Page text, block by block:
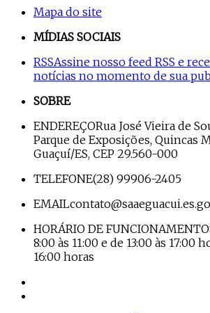
Mapa do site
MÍDIAS SOCIAIS
RSSAssine nosso feed RSS e
notícias no momento de sua
SOBRE
ENDEREÇORua José Vieira de
Parque de Exposições, Quincas
Guaçuí/ES, CEP 29.560-000
TELEFONE(28) 99906-2405
EMAIL
HORÁRIO DE FUNCIONAMENTO
8:00 às 11:00 e de 13:00 às 17:00
16:00 horas